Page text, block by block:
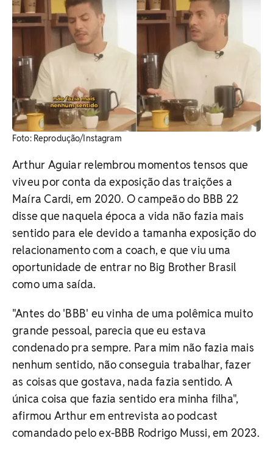
​Foto: Reprodução/Instagram
Arthur Aguiar relembrou momentos tensos que
viveu por conta da exposição das traições a
Maíra Cardi, em 2020. O campeão do BBB 22
disse que naquela época a vida não fazia mais
sentido para ele devido a tamanha exposição do
relacionamento com a coach, e que viu uma
oportunidade de entrar no Big Brother Brasil
como uma saída.
"Antes do 'BBB' eu vinha de uma polêmica muito
grande pessoal, parecia que eu estava
condenado pra sempre. Para mim não fazia mais
nenhum sentido, não conseguia trabalhar, fazer
as coisas que gostava, nada fazia sentido. A
única coisa que fazia sentido era minha filha",
afirmou Arthur em entrevista ao podcast
comandado pelo ex-BBB Rodrigo Mussi, em 2023.